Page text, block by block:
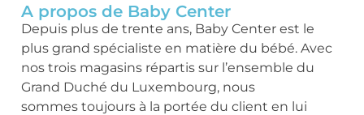
A propos de Baby Center
Depuis plus de trente ans, Baby Center est le
plus grand spécialiste en matière du bébé. Avec
nos trois magasins répartis sur l’ensemble du
Grand Duché du Luxembourg, nous
sommes toujours à la portée du client en lui